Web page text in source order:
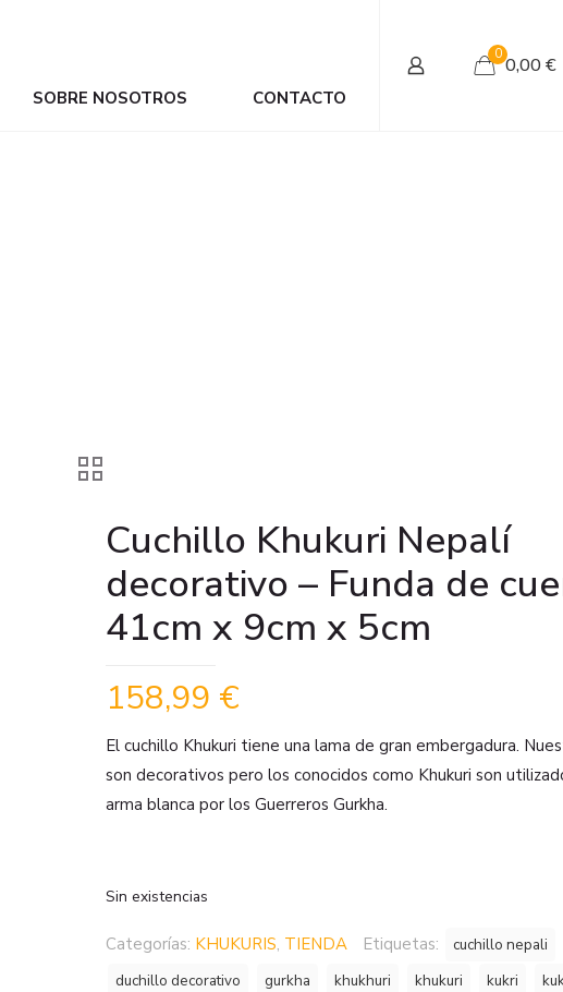
SOBRE NOSOTROS CONTACTO
0 0,00 €
Cuchillo Khukuri Nepalí
decorativo – Funda de
41cm x 9cm x 5cm
158,99 €
El cuchillo Khukuri tiene una lama de gran embergadura.
son decorativos pero los conocidos como Khukuri son
arma blanca por los Guerreros Gurkha.
Sin existencias
Categorías: KHUKURIS, TIENDA Etiquetas:
cuchillo nepali
duchillo decorativo
gurkha khukhuri khukuri kukri